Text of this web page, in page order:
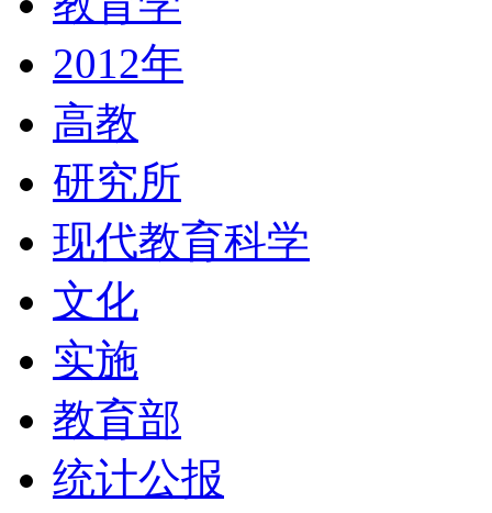
2012年
高教
研究所
现代教育科学
文化
实施
教育部
统计公报